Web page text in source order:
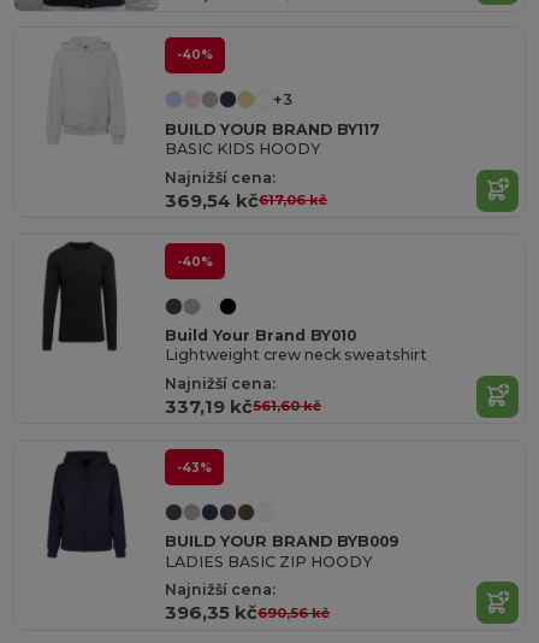
-40%
+3
BUILD YOUR BRAND BY117
BASIC KIDS HOODY
Najnižší cena:
369,54 kč617,06 kč
-40%
Build Your Brand BY010
Lightweight crew neck sweatshirt
Najnižší cena:
337,19 kč561,60 kč
-43%
BUILD YOUR BRAND BYB009
LADIES BASIC ZIP HOODY
Najnižší cena:
396,35 kč690,56 kč